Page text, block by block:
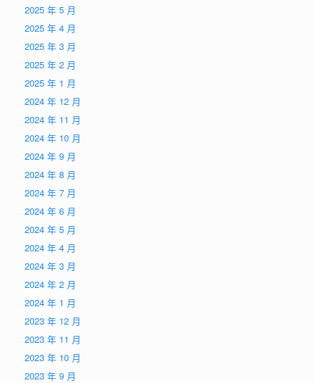
2025 年 5 月
2025 年 4 月
2025 年 3 月
2025 年 2 月
2025 年 1 月
2024 年 12 月
2024 年 11 月
2024 年 10 月
2024 年 9 月
2024 年 8 月
2024 年 7 月
2024 年 6 月
2024 年 5 月
2024 年 4 月
2024 年 3 月
2024 年 2 月
2024 年 1 月
2023 年 12 月
2023 年 11 月
2023 年 10 月
2023 年 9 月